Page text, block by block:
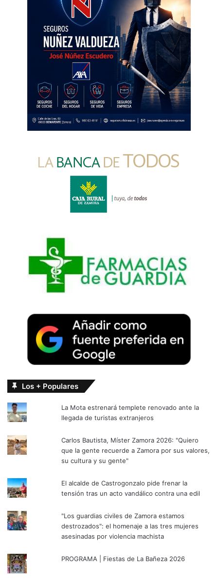
Los + Populares
La Mota estrenará templete renovado ante la
llegada de turistas extranjeros
Carlos Bautista, Míster Zamora 2026: "Quiero
que la gente recuerde a Zamora por sus valores,
su cultura y su gente"
El alcalde de Castrogonzalo pide frenar la
tensión tras un acto vandálico contra una edil
"Los guardias civiles de Zamora estamos
destrozados": el homenaje a las tres mujeres
asesinadas por violencia machista
PROGRAMA | Fiestas de La Bañeza 2026